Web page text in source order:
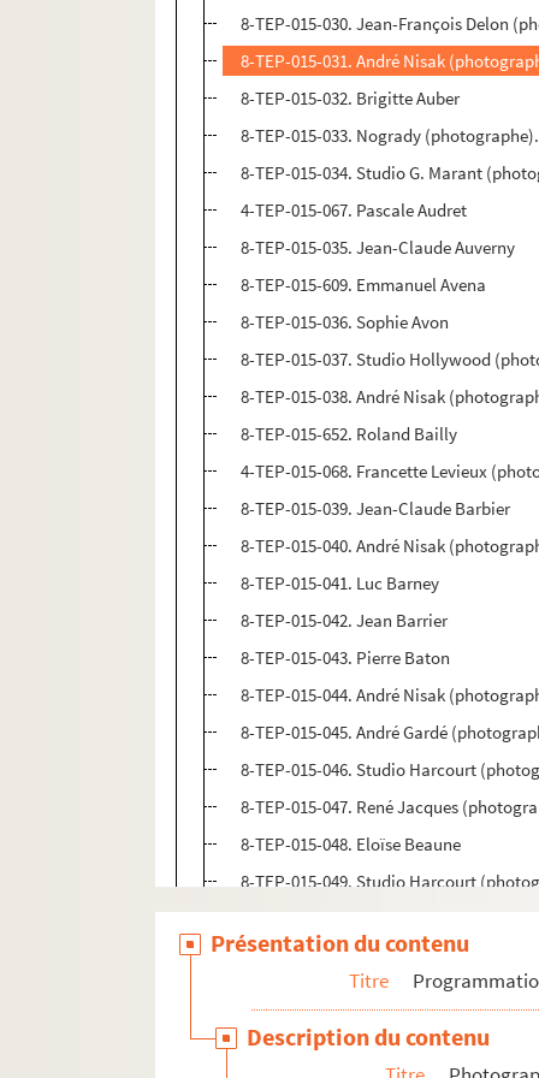
8-TEP-015-030. Jean-François Delon
8-TEP-015-031. André Nisak
8-TEP-015-032. Brigitte Auber
8-TEP-015-033. Nogrady
8-TEP-015-034. Studio G. Marant
4-TEP-015-067. Pascale Audret
8-TEP-015-035. Jean-Claude Auverny
8-TEP-015-609. Emmanuel Avena
8-TEP-015-036. Sophie Avon
8-TEP-015-037. Studio Hollywood
8-TEP-015-038. André Nisak
8-TEP-015-652. Roland Bailly
4-TEP-015-068. Francette Levieux
8-TEP-015-039. Jean-Claude Barbier
8-TEP-015-040. André Nisak
8-TEP-015-041. Luc Barney
8-TEP-015-042. Jean Barrier
8-TEP-015-043. Pierre Baton
8-TEP-015-044. André Nisak
8-TEP-015-045. André Gardé
8-TEP-015-046. Studio Harcourt
8-TEP-015-047. René Jacques
8-TEP-015-048. Eloïse Beaune
8-TEP-015-049. Studio Harcourt
8-TEP-015-050. Puytorac
8-TEP-015-051. Ch. de Srebnicki
8-TEP-015-052. Daniel Lejeune
8-TEP-015-053. Studio Harcourt
8-TEP-015-054. Julien Bertheau
Présentation du contenu
Titre
Description du contenu